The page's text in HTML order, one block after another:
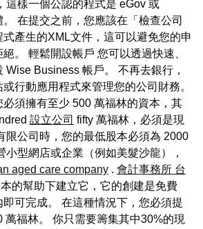
這樣一個公認的程式是 eGov 或
在提交之前，您應該在「檢查公司
產生的XML文件，這可以避免您的申
。 輕鬆開設帳戶 您可以透過快速、
Wise Business 帳戶。 不再去銀行，
行動應用程式來管理您的公司財務。
須擁有至少 500 萬福林的資本，其
設立公司 fifty 萬福林，必須是現
限公司時，您的最低股本必須為 2000
小型網店或企業（例如美髮沙龍），
aged care company . 會計事務所 台
的幫助下建立它，它的創建是免費
可完成。 在這種情況下，您必須提
萬福林。 你只需要籌集其中30%的現